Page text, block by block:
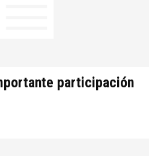
participación